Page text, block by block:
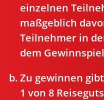
einzelnen
maßgeblich
Teilnehmer in
dem
Zu gewinnen
1 von 8